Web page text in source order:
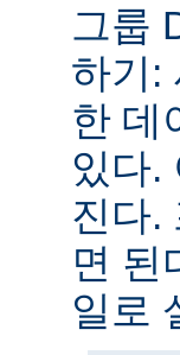
그룹
하기:
한 데
있다.
진다.
면 된
일로